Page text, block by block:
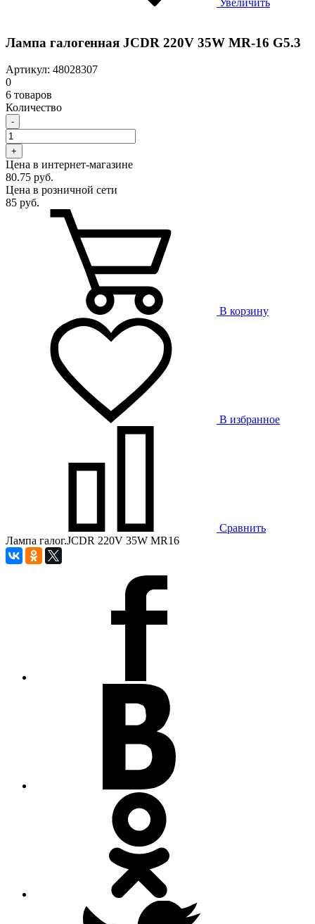
Увеличить
Лампа галогенная JCDR 220V 35W MR-16 G5.3
Артикул: 48028307
0
6 товаров
Количество
-
+
Цена в интернет-магазине
80.75 руб.
Цена в розничной сети
85 руб.
В корзину
В избранное
Сравнить
Лампа галог.JCDR 220V 35W MR16